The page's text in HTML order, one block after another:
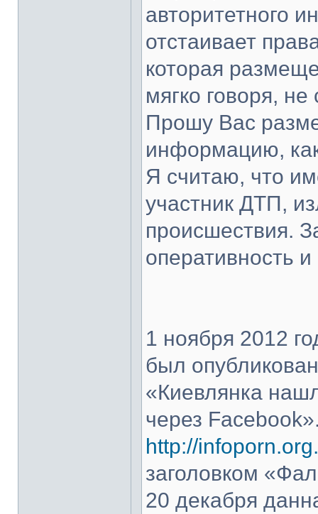
авторитетного
отстаивает
которая
мягко говоря, не
Прошу Вас
информацию,
Я считаю, что
участник ДТП,
происшествия.
оперативность
1 ноября 2012
был
«Киевлянка
через
http://
заголовком
20 декабря